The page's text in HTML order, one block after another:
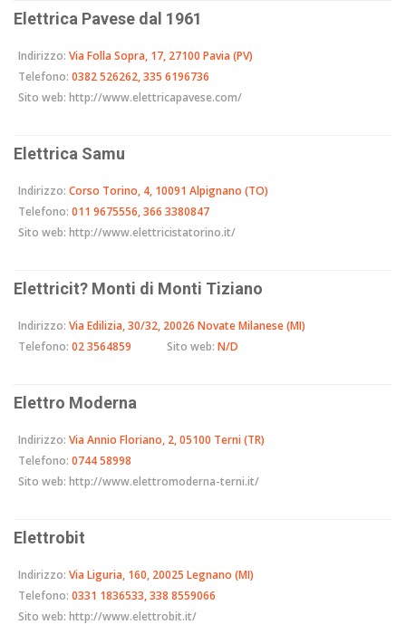
Elettrica Pavese dal 1961
Indirizzo: Via Folla Sopra, 17, 27100 Pavia (PV)
Telefono: 0382 526262, 335 6196736
Sito web: http://www.elettricapavese.com/
Elettrica Samu
Indirizzo: Corso Torino, 4, 10091 Alpignano (TO)
Telefono: 011 9675556, 366 3380847
Sito web: http://www.elettricistatorino.it/
Elettricit? Monti di Monti Tiziano
Indirizzo: Via Edilizia, 30/32, 20026 Novate Milanese (MI)
Telefono: 02 3564859 Sito web: N/D
Elettro Moderna
Indirizzo: Via Annio Floriano, 2, 05100 Terni (TR)
Telefono: 0744 58998
Sito web: http://www.elettromoderna-terni.it/
Elettrobit
Indirizzo: Via Liguria, 160, 20025 Legnano (MI)
Telefono: 0331 1836533, 338 8559066
Sito web: http://www.elettrobit.it/